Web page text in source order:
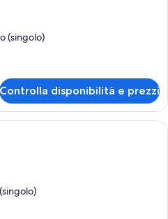
(singolo)
Controlla disponibilità e prezzi
Minibar, una cassaforte in camera,